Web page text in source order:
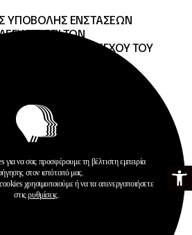
Ανοίξτε
ΥΠΟΒΟΛΗΣ ΕΝΣΤΑΣΕΩΝ
ΕΠΙ ΤΩΝ
ΔΙΟΙΚΗΤΙΚΟΥ ΕΛΕΓΧΟΥ ΤΟΥ
Ε.Σ.Κ.»
να σας προσφέρουμε τη βέλτιστη εμπειρία
στον ιστότοπό μας.
χρησιμοποιούμε ή να τα απενεργοποιήσετε
στιςρυθμίσεις.